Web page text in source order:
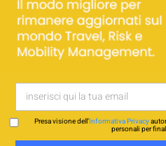
Presa visione dell’Informativa Privacy
personali per